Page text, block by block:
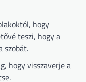
hogy
teszi, hogy a
szobát.
hogy visszaverje a